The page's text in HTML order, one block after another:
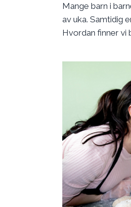
Mange barn i
av uka. Samtidig
Hvordan finner vi
skjer i barnets